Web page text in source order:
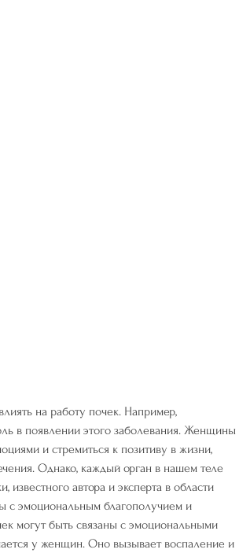
в появлении этого заболевания. Женщины
и стремиться к позитиву в жизни,
Однако, каждый орган в нашем теле
автора и эксперта в области
с эмоциональным благополучием и
могут быть связаны с эмоциональными
у женщин. Оно вызывает воспаление и